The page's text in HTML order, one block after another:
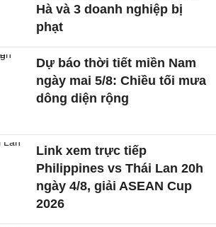
Hà và 3 doanh nghiệp bị
phạt
Dự báo thời tiết miền Nam
ngày mai 5/8: Chiều tối mưa
dông diện rộng
Link xem trực tiếp
Philippines vs Thái Lan 20h
ngày 4/8, giải ASEAN Cup
2026